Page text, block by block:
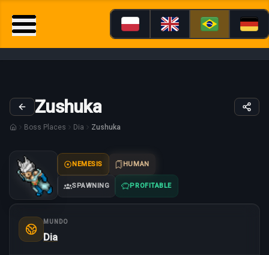
Zushuka
Boss Places Dia Zushuka
NEMESIS HUMAN
SPAWNING PROFITABLE
MUNDO
Dia